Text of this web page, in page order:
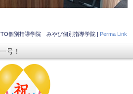
個別指導学院 みやび個別指導学院 Perma Link
号！